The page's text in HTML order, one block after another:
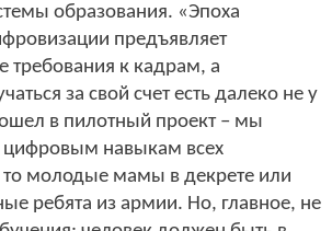
образования. «Эпоха
предъявляет
требования к кадрам, а
за свой счет есть далеко не у
в пилотный проект – мы
навыкам всех
молодые мамы в декрете или
ребята из армии. Но, главное, не